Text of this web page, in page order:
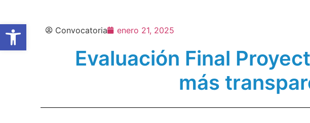
Abrir barra de herramientas
Convocatoria enero 21, 2025
Evaluación Final
más